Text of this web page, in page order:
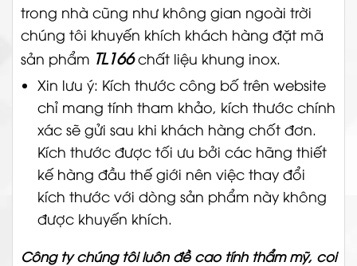
trong nhà cũng như không gian ngoài trời
chúng tôi khuyến khích khách hàng đặt mã
sản phẩm TL166chất liệu khung inox.
Xin lưu ý: Kích thước công bố trên website
chỉ mang tính tham khảo, kích thước chính
xác sẽ gửi sau khi khách hàng chốt đơn.
Kích thước được tối ưu bởi các hãng thiết
kế hàng đầu thế giới nên việc thay đổi
kích thước với dòng sản phẩm này không
được khuyến khích.
Công ty chúng tôi luôn đề cao tính thẩm mỹ, coi